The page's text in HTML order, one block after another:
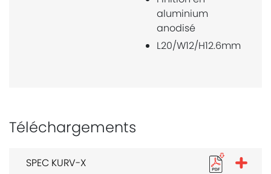
Téléchargements
L20/W12/H12.6mm
SPEC KURV-X